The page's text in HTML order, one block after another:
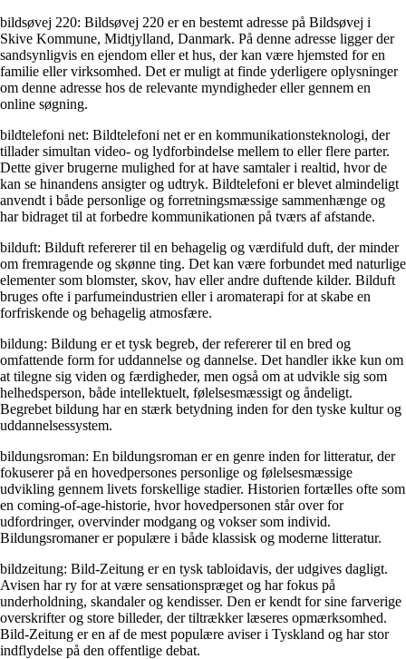
bildsøvej 220: Bildsøvej 220 er en bestemt adresse på Bildsøvej i
Skive Kommune, Midtjylland, Danmark. På denne adresse ligger der
sandsynligvis en ejendom eller et hus, der kan være hjemsted for en
familie eller virksomhed. Det er muligt at finde yderligere oplysninger
om denne adresse hos de relevante myndigheder eller gennem en
online søgning.
bildtelefoni net: Bildtelefoni net er en kommunikationsteknologi, der
tillader simultan video- og lydforbindelse mellem to eller flere parter.
Dette giver brugerne mulighed for at have samtaler i realtid, hvor de
kan se hinandens ansigter og udtryk. Bildtelefoni er blevet almindeligt
anvendt i både personlige og forretningsmæssige sammenhænge og
har bidraget til at forbedre kommunikationen på tværs af afstande.
bilduft: Bilduft refererer til en behagelig og værdifuld duft, der minder
om fremragende og skønne ting. Det kan være forbundet med naturlige
elementer som blomster, skov, hav eller andre duftende kilder. Bilduft
bruges ofte i parfumeindustrien eller i aromaterapi for at skabe en
forfriskende og behagelig atmosfære.
bildung: Bildung er et tysk begreb, der refererer til en bred og
omfattende form for uddannelse og dannelse. Det handler ikke kun om
at tilegne sig viden og færdigheder, men også om at udvikle sig som
helhedsperson, både intellektuelt, følelsesmæssigt og åndeligt.
Begrebet bildung har en stærk betydning inden for den tyske kultur og
uddannelsessystem.
bildungsroman: En bildungsroman er en genre inden for litteratur, der
fokuserer på en hovedpersones personlige og følelsesmæssige
udvikling gennem livets forskellige stadier. Historien fortælles ofte som
en coming-of-age-historie, hvor hovedpersonen står over for
udfordringer, overvinder modgang og vokser som individ.
Bildungsromaner er populære i både klassisk og moderne litteratur.
bildzeitung: Bild-Zeitung er en tysk tabloidavis, der udgives dagligt.
Avisen har ry for at være sensationspræget og har fokus på
underholdning, skandaler og kendisser. Den er kendt for sine farverige
overskrifter og store billeder, der tiltrækker læseres opmærksomhed.
Bild-Zeitung er en af de mest populære aviser i Tyskland og har stor
indflydelse på den offentlige debat.